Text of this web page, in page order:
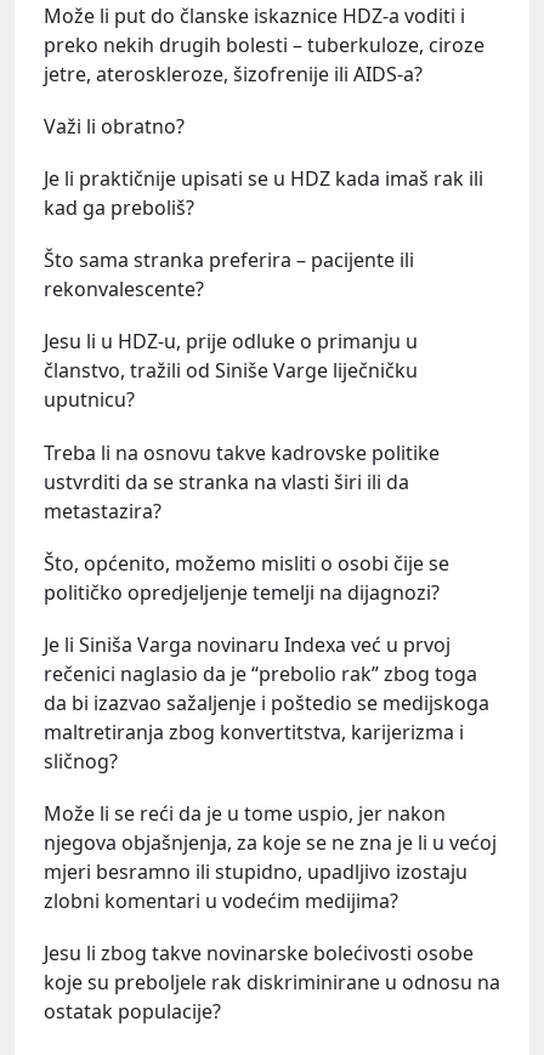
Može li put do članske iskaznice HDZ-a voditi i
preko nekih drugih bolesti – tuberkuloze, ciroze
jetre, ateroskleroze, šizofrenije ili AIDS-a?
Važi li obratno?
Je li praktičnije upisati se u HDZ kada imaš rak ili
kad ga preboliš?
Što sama stranka preferira – pacijente ili
rekonvalescente?
Jesu li u HDZ-u, prije odluke o primanju u
članstvo, tražili od Siniše Varge liječničku
uputnicu?
Treba li na osnovu takve kadrovske politike
ustvrditi da se stranka na vlasti širi ili da
metastazira?
Što, općenito, možemo misliti o osobi čije se
političko opredjeljenje temelji na dijagnozi?
Je li Siniša Varga novinaru Indexa već u prvoj
rečenici naglasio da je “prebolio rak” zbog toga
da bi izazvao sažaljenje i poštedio se medijskoga
maltretiranja zbog konvertitstva, karijerizma i
sličnog?
Može li se reći da je u tome uspio, jer nakon
njegova objašnjenja, za koje se ne zna je li u većoj
mjeri besramno ili stupidno, upadljivo izostaju
zlobni komentari u vodećim medijima?
Jesu li zbog takve novinarske bolećivosti osobe
koje su preboljele rak diskriminirane u odnosu na
ostatak populacije?